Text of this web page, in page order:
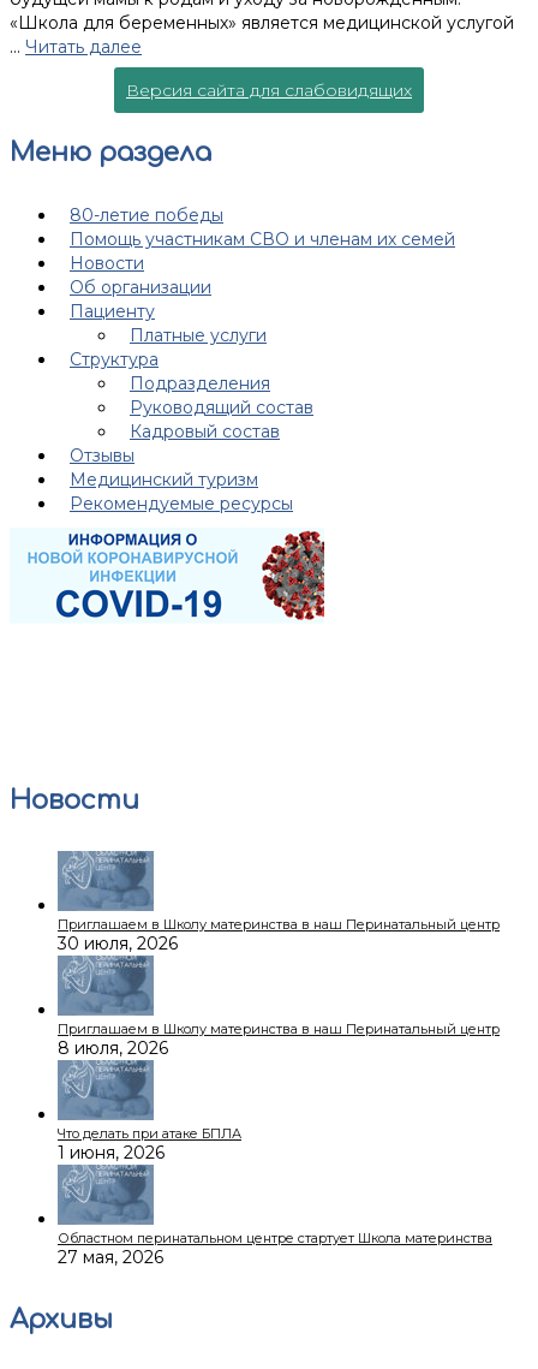
«Школа для беременных» является медицинской услугой
… Читать далее
Версия сайта для слабовидящих
Меню раздела
80-летие победы
Помощь участникам СВО и членам их семей
Новости
Об организации
Пациенту
Платные услуги
Структура
Подразделения
Руководящий состав
Кадровый состав
Отзывы
Медицинский туризм
Рекомендуемые ресурсы
Новости
Приглашаем в Школу материнства в наш Перинатальный центр
30 июля, 2026
Приглашаем в Школу материнства в наш Перинатальный центр
8 июля, 2026
Что делать при атаке БПЛА
1 июня, 2026
Областном перинатальном центре стартует Школа материнства
27 мая, 2026
Архивы